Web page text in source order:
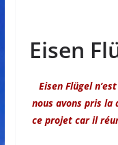
Eisen
Eisen Flügel
nous avons pris la
ce projet car il